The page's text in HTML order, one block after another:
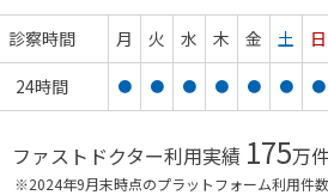
診察時間 月 火 水 木 金 土
日
24時間
● ● ● ● ● ● ●
ファストドクター利用実績 175万
※2024年9月末時点のプラットフォーム利用件数